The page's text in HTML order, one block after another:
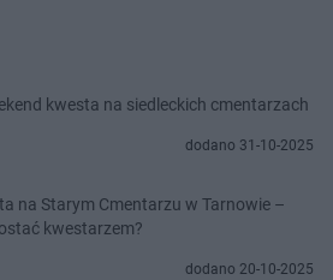
kwesta na siedleckich cmentarzach
dodano 31-10-2025
na Starym Cmentarzu w Tarnowie –
kwestarzem?
dodano 20-10-2025